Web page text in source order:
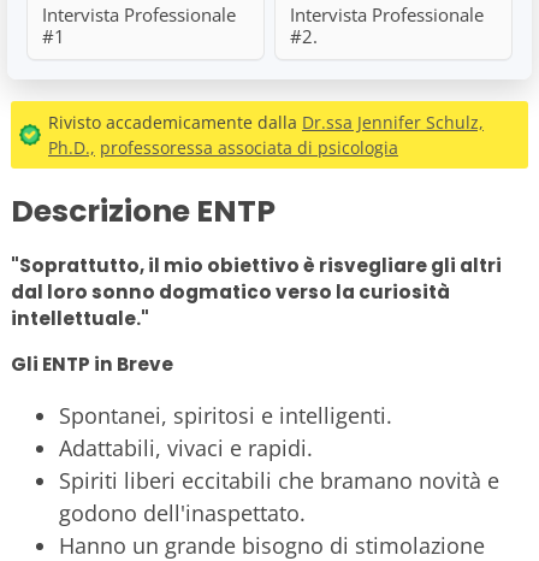
Intervista Professionale
#1
Intervista Professionale
#2.
Rivisto accademicamente dalla Dr.ssa Jennifer Schulz,
Ph.D., professoressa associata di psicologia
Descrizione ENTP
"Soprattutto, il mio obiettivo è risvegliare gli altri
dal loro sonno dogmatico verso la curiosità
intellettuale."
Gli ENTP in Breve
Spontanei, spiritosi e intelligenti.
Adattabili, vivaci e rapidi.
Spiriti liberi eccitabili che bramano novità e
godono dell'inaspettato.
Hanno un grande bisogno di stimolazione